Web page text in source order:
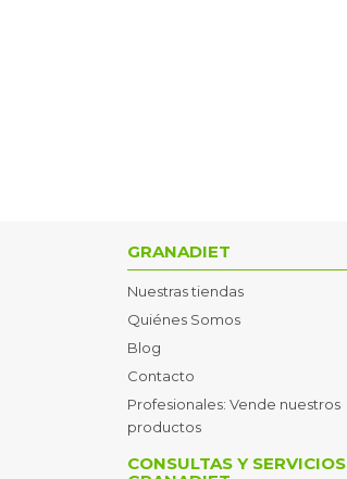
GRANADIET
Nuestras tiendas
Quiénes Somos
Blog
Contacto
Profesionales: Vende nuestros
productos
CONSULTAS Y SERVICIOS